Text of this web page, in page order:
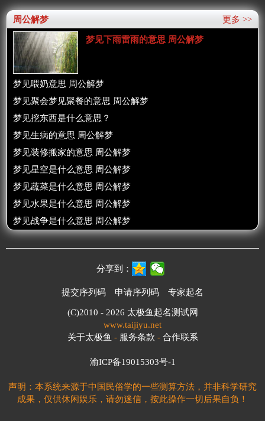
更多 >>
周公解梦
梦见下雨雷雨的意思 周公解梦
梦见喂奶意思 周公解梦
梦见聚会梦见聚餐的意思 周公解梦
梦见挖东西是什么意思？
梦见生病的意思 周公解梦
梦见装修搬家的意思 周公解梦
梦见星空是什么意思 周公解梦
梦见蔬菜是什么意思 周公解梦
梦见水果是什么意思 周公解梦
梦见战争是什么意思 周公解梦
分享到：
提交序列码 申请序列码 专家起名
(C)2010 - 2026 太极鱼起名测试网
www.taijiyu.net
关于太极鱼 - 服务条款 - 合作联系
渝ICP备19015303号-1
声明：本系统来源于中国民俗学的一些测算方法，并非科学研究
成果，仅供休闲娱乐，请勿迷信，按此操作一切后果自负！